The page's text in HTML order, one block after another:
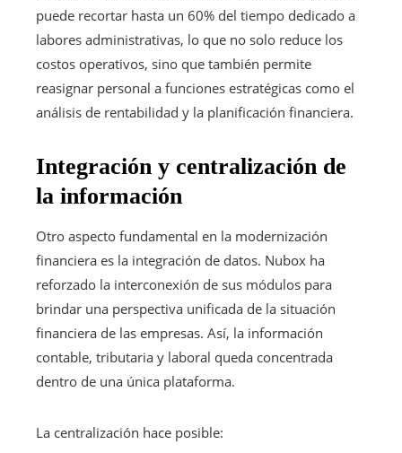
puede recortar hasta un 60% del tiempo dedicado a
labores administrativas, lo que no solo reduce los
costos operativos, sino que también permite
reasignar personal a funciones estratégicas como el
análisis de rentabilidad y la planificación financiera.
Integración y centralización de
la información
Otro aspecto fundamental en la modernización
financiera es la integración de datos. Nubox ha
reforzado la interconexión de sus módulos para
brindar una perspectiva unificada de la situación
financiera de las empresas. Así, la información
contable, tributaria y laboral queda concentrada
dentro de una única plataforma.
La centralización hace posible: